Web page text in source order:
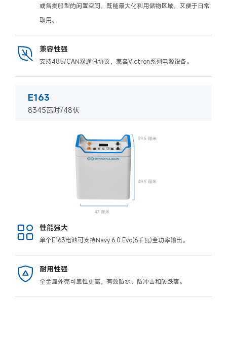
或各类船型的闲置空间，既能最大化利用储物区域，又便于日常
取用。
兼容性强
支持485/CAN双通讯协议，兼容Victron系列电源设备。
E163
8345瓦时/48伏
性能强大
单个E163电池可支持Navy 6.0 Evo(6千瓦)全功率输出。
耐用性强
全金属外壳可靠性更高，有效防水、防冲击和防跌落。